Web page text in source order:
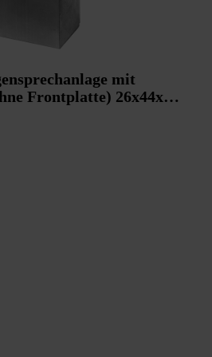
mit
Frontplatte) 26x44x18